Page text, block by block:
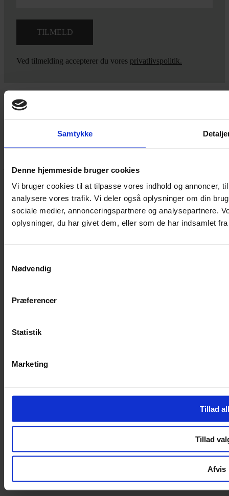
Samtykke
Denne hjemmeside bruger cookies
Vi bruger cookies til at tilpasse vores indhold og annoncer,
analysere vores trafik. Vi deler også oplysninger om din
sociale medier, annonceringspartnere og analysepartnere.
oplysninger, du har givet dem, eller som de har indsamlet
Nødvendig
Præferencer
Statistik
Marketing
Tillad
Tillad
Afvis
Ved tilmelding accepterer du vores privatlivspolitik.
Yarn Every Wear
Hvis du bøvler med noget eller ønsker ny inspiration, så skriv til
jeg dig på vej.
Vestergade 12 6270, Tønder
60 51 96 50
post@yarneverywear.dk
CVR 43041649
Facebook-f Instagram
Handelsbetingelser
Handelsbetingelser
Om Yarn Every Wear
Mandag – Fredag 10:00 – 17:30
Copyright © 2022.Design & hosting by Webhuset Ballum ApS